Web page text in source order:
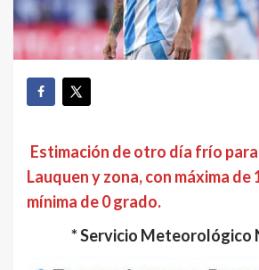
Estimación de otro día frío
Lauquen y zona, con máxima de
mínima de 0 grado.
* Servicio Meteorológico